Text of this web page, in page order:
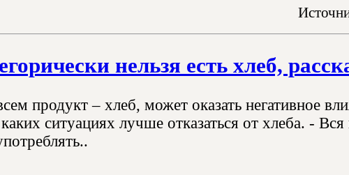
нельзя есть хлеб,
продукт – хлеб, может оказать негативное
каких ситуациях лучше отказаться от хлеба. -